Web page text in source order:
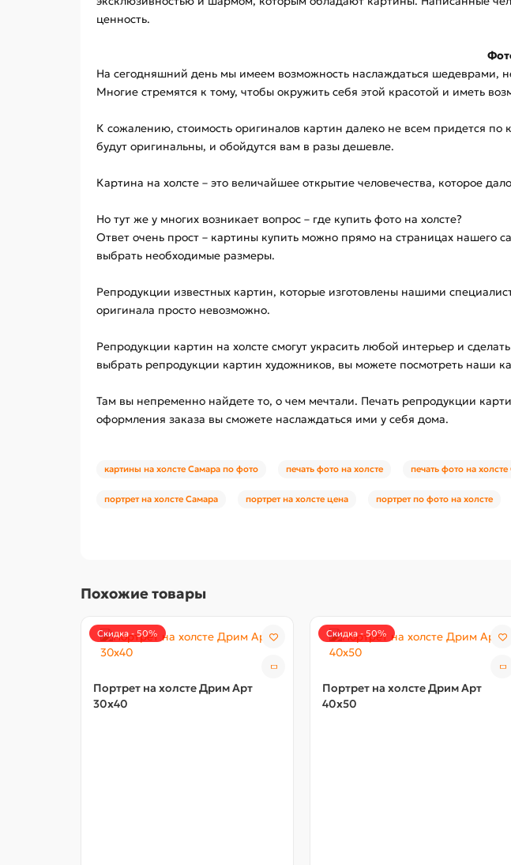
ценность.
На сегодняшний день мы имеем возможность наслаждаться шедеврами,
Многие стремятся к тому, чтобы окружить себя этой красотой и иметь
К сожалению, стоимость оригиналов картин далеко не всем придется по
будут оригинальны, и обойдутся вам в разы дешевле.
Картина на холсте – это величайшее открытие человечества, которое
Но тут же у многих возникает вопрос – где купить фото на холсте?
Ответ очень прост – картины купить можно прямо на страницах нашего
выбрать необходимые размеры.
Репродукции известных картин, которые изготовлены нашими
оригинала просто невозможно.
Репродукции картин на холсте смогут украсить любой интерьер и
выбрать репродукции картин художников, вы можете посмотреть наши
Там вы непременно найдете то, о чем мечтали. Печать репродукции
оформления заказа вы сможете наслаждаться ими у себя дома.
картины на холсте Самара по фото печать фото на холсте печать фото на
портрет на холсте Самара портрет на холсте цена портрет по фото на холсте
Похожие товары
Скидка - 50%
Портрет на холсте Дрим Арт
30x40
Скидка - 50%
Портрет на холсте Дрим Арт
40x50